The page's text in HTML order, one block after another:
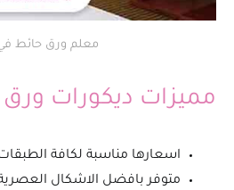
معلم ورق حائط
مميزات ديكورات ورق
اسعارها مناسبة لكافة
متوفر بافضل الاشكال